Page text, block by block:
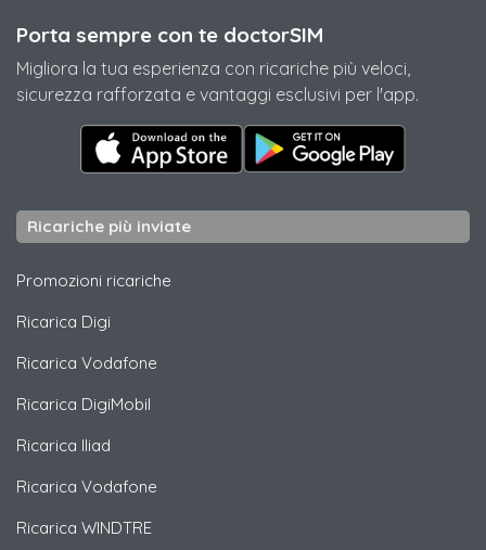
Porta sempre con te doctorSIM
Migliora la tua esperienza con ricariche più veloci,
sicurezza rafforzata e vantaggi esclusivi per l'app.
Ricariche più inviate
Promozioni ricariche
Ricarica Digi
Ricarica Vodafone
Ricarica DigiMobil
Ricarica Iliad
Ricarica Vodafone
Ricarica WINDTRE